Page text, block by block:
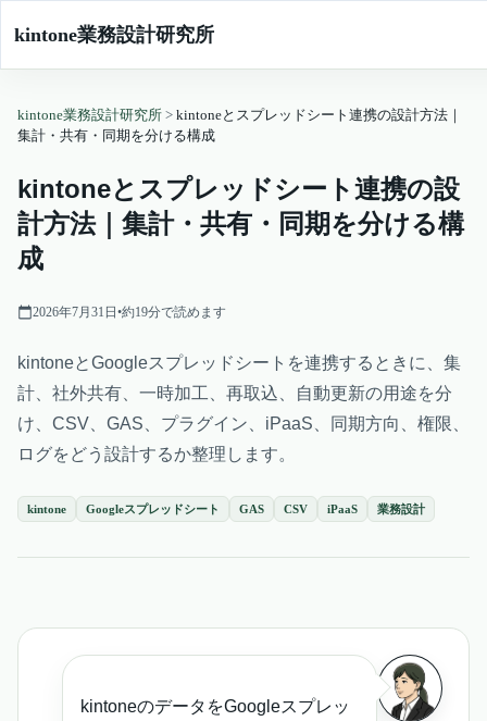
kintone業務設計研究所
kintone業務設計研究所 > kintoneとスプレッドシート連携の設計方法｜
集計・共有・同期を分ける構成
kintoneとスプレッドシート連携の設
計方法｜集計・共有・同期を分ける構
成
2026年7月31日 •約19分で読めます
kintoneとGoogleスプレッドシートを連携するときに、集
計、社外共有、一時加工、再取込、自動更新の用途を分
け、CSV、GAS、プラグイン、iPaaS、同期方向、権限、
ログをどう設計するか整理します。
kintone Googleスプレッドシート GAS CSV iPaaS 業務設計
kintoneのデータをGoogleスプレッ